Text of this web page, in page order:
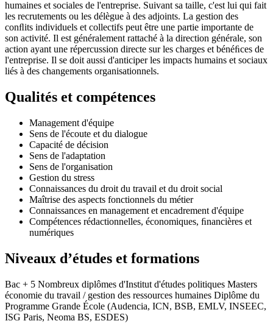
humaines et sociales de l'entreprise. Suivant sa taille, c'est lui qui fait
les recrutements ou les délègue à des adjoints. La gestion des
conﬂits individuels et collectifs peut être une partie importante de
son activité. Il est généralement rattaché à la direction générale, son
action ayant une répercussion directe sur les charges et bénéﬁces de
l'entreprise. Il se doit aussi d'anticiper les impacts humains et sociaux
liés à des changements organisationnels.
Qualités et compétences
Management d'équipe
Sens de l'écoute et du dialogue
Capacité de décision
Sens de l'adaptation
Sens de l'organisation
Gestion du stress
Connaissances du droit du travail et du droit social
Maîtrise des aspects fonctionnels du métier
Connaissances en management et encadrement d'équipe
Compétences rédactionnelles, économiques, ﬁnancières et
numériques
Niveaux d’études et formations
Bac + 5 Nombreux diplômes d'Institut d'études politiques Masters
économie du travail / gestion des ressources humaines Diplôme du
Programme Grande École (Audencia, ICN, BSB, EMLV, INSEEC,
ISG Paris, Neoma BS, ESDES)